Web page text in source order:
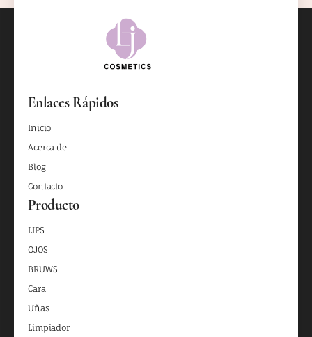
Enlaces Rápidos
Inicio
Acerca de
Blog
Contacto
Producto
LIPS
OJOS
BRUWS
Cara
Uñas
Limpiador